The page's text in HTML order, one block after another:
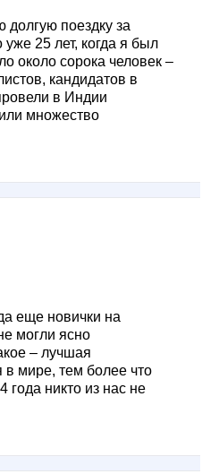
поездку за
25 лет, когда я был
около сорока человек –
кандидатов в
в Индии
множество
еще новички на
могли ясно
– лучшая
мире, тем более что
года никто из нас не